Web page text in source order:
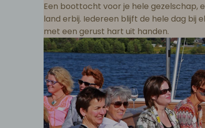
Een boottocht voor je hele gezelschap,
land erbij. Iedereen blijft de hele dag bij
met een gerust hart uit handen.